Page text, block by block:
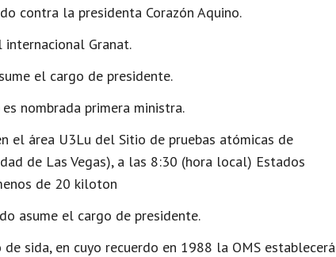
contra la presidenta Corazón Aquino.
Granat.
el cargo de presidente.
nombrada primera ministra.
el área U3Lu del Sitio de pruebas atómicas de
de Las Vegas), a las 8:30 (hora local) Estados
de 20 kiloton
asume el cargo de presidente.
sida, en cuyo recuerdo en 1988 la OMS establecerá